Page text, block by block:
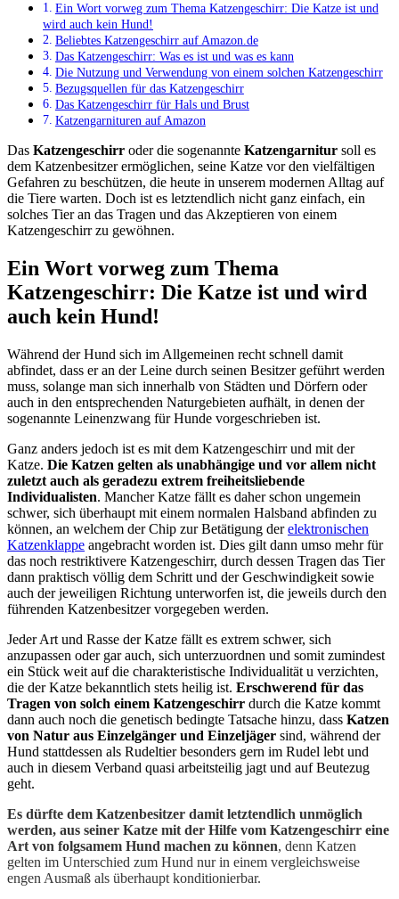
Ein Wort vorweg zum Thema Katzengeschirr: Die Katze ist und
wird auch kein Hund!
Beliebtes Katzengeschirr auf Amazon.de
Das Katzengeschirr: Was es ist und was es kann
Die Nutzung und Verwendung von einem solchen Katzengeschirr
Bezugsquellen für das Katzengeschirr
Das Katzengeschirr für Hals und Brust
Katzengarnituren auf Amazon
Das Katzengeschirr oder die sogenannte Katzengarnitur soll es
dem Katzenbesitzer ermöglichen, seine Katze vor den vielfältigen
Gefahren zu beschützen, die heute in unserem modernen Alltag auf
die Tiere warten. Doch ist es letztendlich nicht ganz einfach, ein
solches Tier an das Tragen und das Akzeptieren von einem
Katzengeschirr zu gewöhnen.
Ein Wort vorweg zum Thema
Katzengeschirr: Die Katze ist und wird
auch kein Hund!
Während der Hund sich im Allgemeinen recht schnell damit
abfindet, dass er an der Leine durch seinen Besitzer geführt werden
muss, solange man sich innerhalb von Städten und Dörfern oder
auch in den entsprechenden Naturgebieten aufhält, in denen der
sogenannte Leinenzwang für Hunde vorgeschrieben ist.
Ganz anders jedoch ist es mit dem Katzengeschirr und mit der
Katze. Die Katzen gelten als unabhängige und vor allem nicht
zuletzt auch als geradezu extrem freiheitsliebende
Individualisten. Mancher Katze fällt es daher schon ungemein
schwer, sich überhaupt mit einem normalen Halsband abfinden zu
können, an welchem der Chip zur Betätigung derelektronischen
Katzenklappe angebracht worden ist. Dies gilt dann umso mehr für
das noch restriktivere Katzengeschirr, durch dessen Tragen das Tier
dann praktisch völlig dem Schritt und der Geschwindigkeit sowie
auch der jeweiligen Richtung unterworfen ist, die jeweils durch den
führenden Katzenbesitzer vorgegeben werden.
Jeder Art und Rasse der Katze fällt es extrem schwer, sich
anzupassen oder gar auch, sich unterzuordnen und somit zumindest
ein Stück weit auf die charakteristische Individualität u verzichten,
die der Katze bekanntlich stets heilig ist. Erschwerend für das
Tragen von solch einem Katzengeschirr durch die Katze kommt
dann auch noch die genetisch bedingte Tatsache hinzu, dass Katzen
von Natur aus Einzelgänger und Einzeljäger sind, während der
Hund stattdessen als Rudeltier besonders gern im Rudel lebt und
auch in diesem Verband quasi arbeitsteilig jagt und auf Beutezug
geht.
Es dürfte dem Katzenbesitzer damit letztendlich unmöglich
werden, aus seiner Katze mit der Hilfe vom Katzengeschirr eine
Art von folgsamem Hund machen zu können, denn Katzen
gelten im Unterschied zum Hund nur in einem vergleichsweise
engen Ausmaß als überhaupt konditionierbar.